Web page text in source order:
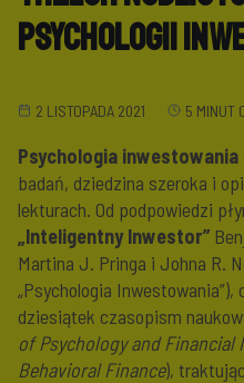
psychologii
2 LISTOPADA 2021 5 MINUT
Psychologia inwestowania
badań, dziedzina szeroka i
lekturach. Od podpowiedzi
„Inteligentny Inwestor”
Martina J. Pringa i Johna R.
„Psychologia
dziesiątek czasopism
of Psychology and Financial
Behavioral Finance),